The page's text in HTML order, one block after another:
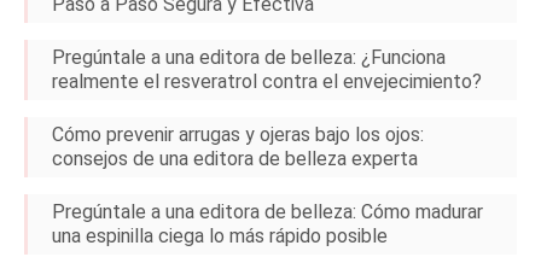
Pregúntale a una editora de belleza: ¿Funciona
realmente el resveratrol contra el envejecimiento?
Cómo prevenir arrugas y ojeras bajo los ojos:
consejos de una editora de belleza experta
Pregúntale a una editora de belleza: Cómo madurar
una espinilla ciega lo más rápido posible